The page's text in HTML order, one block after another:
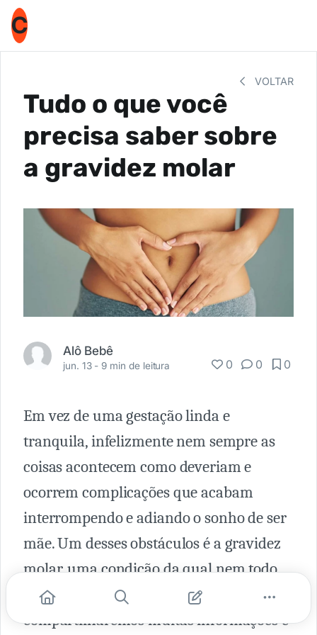
C
VOLTAR
Tudo o que você
precisa saber sobre
a gravidez molar
Alô Bebê
jun. 13 - 9 min de leitura 0 0 0
Em vez de uma gestação linda e
tranquila, infelizmente nem sempre as
coisas acontecem como deveriam e
ocorrem complicações que acabam
interrompendo e adiando o sonho de ser
mãe. Um desses obstáculos é a gravidez
molar, uma condição da qual nem todo
mundo ouviu falar, mas sobre a qual
compartilharemos muitas informações e